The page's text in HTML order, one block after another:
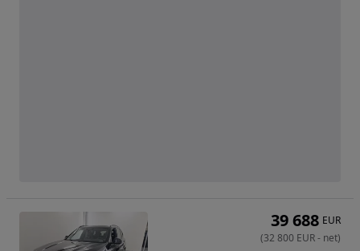
39 688 EUR
(32 800 EUR- net)